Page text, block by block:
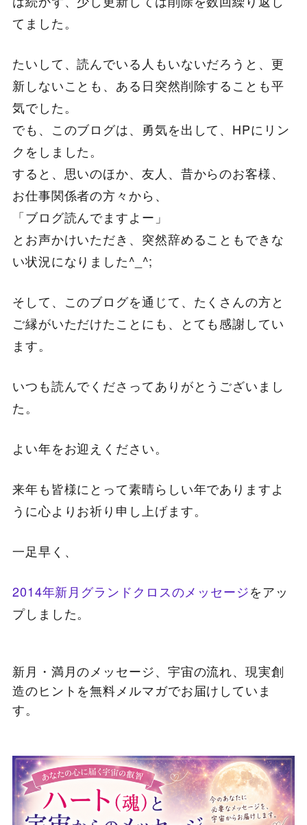
てました。
たいして、読んでいる人もいないだろうと、更
新しないことも、ある日突然削除することも平
気でした。
でも、このブログは、勇気を出して、HPにリン
クをしました。
すると、思いのほか、友人、昔からのお客様、
お仕事関係者の方々から、
「ブログ読んでますよー」
とお声かけいただき、突然辞めることもできな
い状況になりました^_^;
そして、このブログを通じて、たくさんの方と
ご縁がいただけたことにも、とても感謝してい
ます。
いつも読んでくださってありがとうございまし
た。
よい年をお迎えください。
来年も皆様にとって素晴らしい年でありますよ
うに心よりお祈り申し上げます。
一足早く、
2014年新月グランドクロスのメッセージをアッ
プしました。
新月・満月のメッセージ、宇宙の流れ、現実創
造のヒントを無料メルマガでお届けしていま
す。